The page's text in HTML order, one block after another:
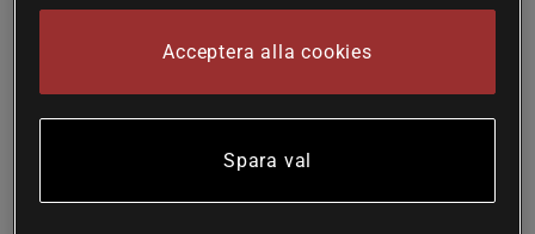
beståndsdel av hjärnan. Äter du sällan fet fisk är valnötter
Acceptera alla cookies
Spara val